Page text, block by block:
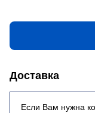
Доставка
Если Вам нужна